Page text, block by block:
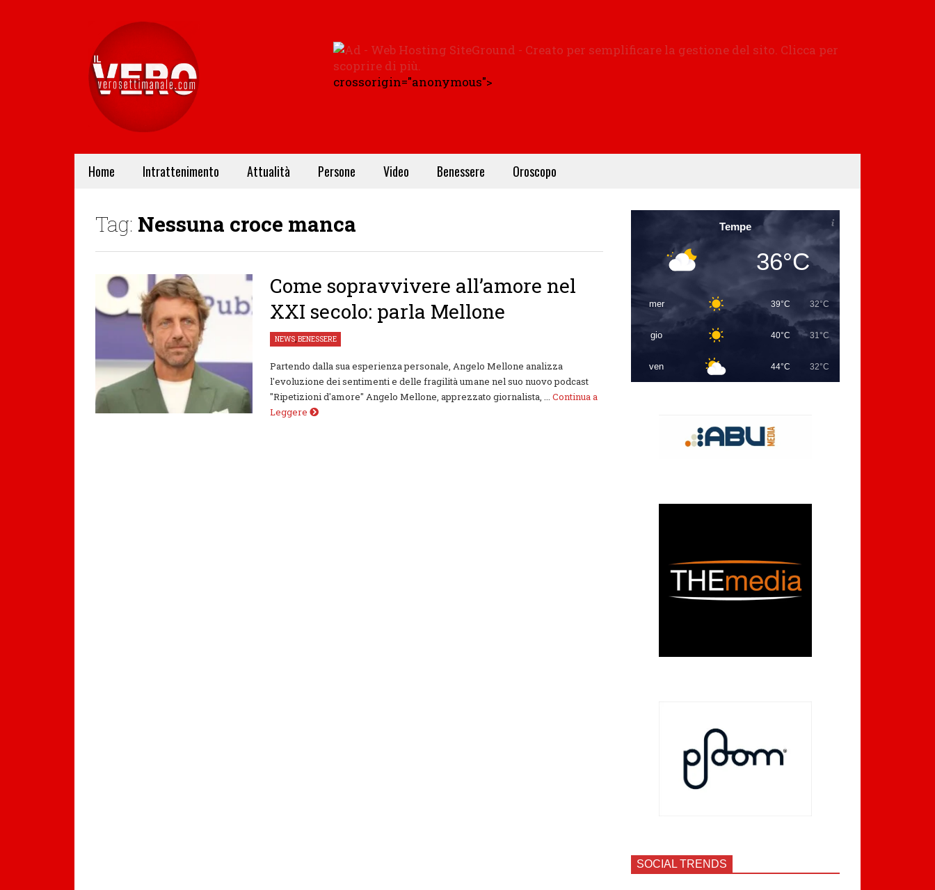
crossorigin="anonymous">
Home Intrattenimento Attualità Persone Video Benessere Oroscopo
Tag: Nessuna croce manca
Come sopravvivere all’amore nel
XXI secolo: parla Mellone
NEWS,BENESSERE
Partendo dalla sua esperienza personale, Angelo Mellone analizza
l'evoluzione dei sentimenti e delle fragilità umane nel suo nuovo podcast
"Ripetizioni d'amore" Angelo Mellone, apprezzato giornalista, ... Continua a
Leggere
Tempe
36°C
mer 39°C 32°C
gio 40°C 31°C
ven 44°C 32°C
SOCIAL TRENDS